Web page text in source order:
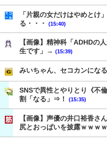
「片親の女だけはやめとけ
る・・・
(15:40)
【画像】精神科「ADHDの
生です」→ (15:39)
みいちゃん、セコカンになる
SNSで異性とやりとり《不
割「なる」⇒！
(15:35)
【画像】声優の井口裕香さ
尻とおっぱいを披露ｗｗｗ